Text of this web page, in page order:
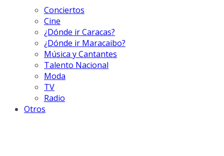
Conciertos
Cine
¿Dónde ir Caracas?
¿Dónde ir Maracaibo?
Música y Cantantes
Talento Nacional
Moda
TV
Radio
Otros